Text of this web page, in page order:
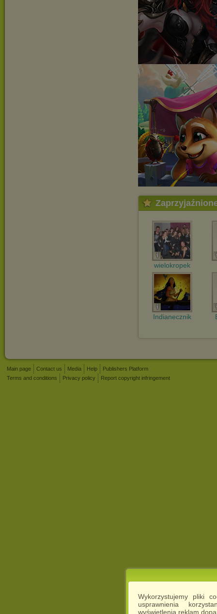
Wykorzystujemy pliki
usprawnienia
wyświetlenia reklam
wielokropek
Indianecznik
Main page Contact us Media Help
Publishers Platform
Terms and conditions
Privacy policy Report copyright infringement